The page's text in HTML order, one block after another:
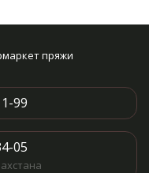
пряжи
99
05